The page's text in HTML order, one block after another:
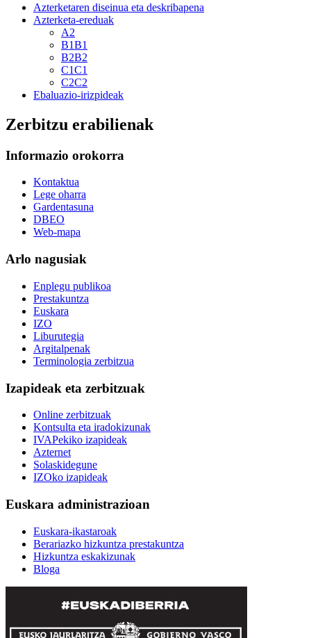
Azterketaren diseinua eta deskribapena
Azterketa-ereduak
A2
B1B1
B2B2
C1C1
C2C2
Ebaluazio-irizpideak
Zerbitzu erabilienak
Informazio orokorra
Kontaktua
Lege oharra
Gardentasuna
DBEO
Web-mapa
Arlo nagusiak
Enplegu publikoa
Prestakuntza
Euskara
IZO
Liburutegia
Argitalpenak
Terminologia zerbitzua
Izapideak eta zerbitzuak
Online zerbitzuak
Kontsulta eta iradokizunak
IVAPekiko izapideak
Azternet
Solaskidegune
IZOko izapideak
Euskara administrazioan
Euskara-ikastaroak
Berariazko hizkuntza prestakuntza
Hizkuntza eskakizunak
Bloga